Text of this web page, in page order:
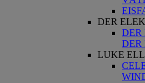
DER
DER
DER
LUKE